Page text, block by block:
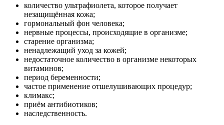
количество ультрафиолета, которое получает
незащищённая кожа;
гормональный фон человека;
нервные процессы, происходящие в организме;
старение организма;
ненадлежащий уход за кожей;
недостаточное количество в организме некоторых
витаминов;
период беременности;
частое применение отшелушивающих процедур;
климакс;
приём антибиотиков;
наследственность.